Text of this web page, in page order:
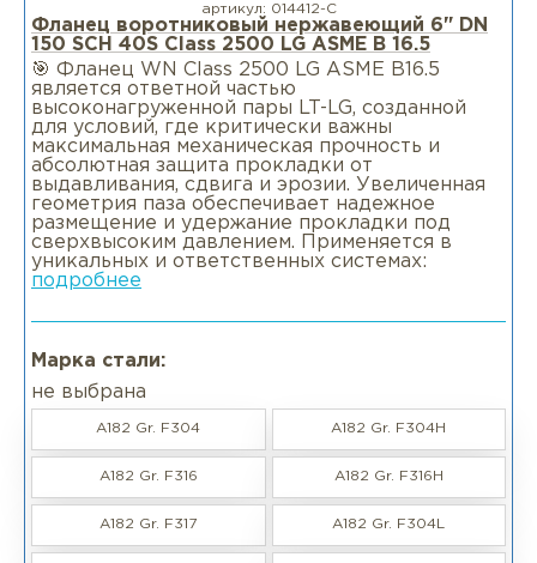
артикул: 014412-С
Фланец воротниковый нержавеющий 6" DN
150 SCH 40S Class 2500 LG ASME B 16.5
🎯 Фланец WN Class 2500 LG ASME B16.5
является ответной частью
высоконагруженной пары LT-LG, созданной
для условий, где критически важны
максимальная механическая прочность и
абсолютная защита прокладки от
выдавливания, сдвига и эрозии. Увеличенная
геометрия паза обеспечивает надежное
размещение и удержание прокладки под
сверхвысоким давлением. Применяется в
уникальных и ответственных системах:
подробнее
Марка стали:
не выбрана
A182 Gr. F304 A182 Gr. F304H
A182 Gr. F316 A182 Gr. F316H
A182 Gr. F317 A182 Gr. F304L